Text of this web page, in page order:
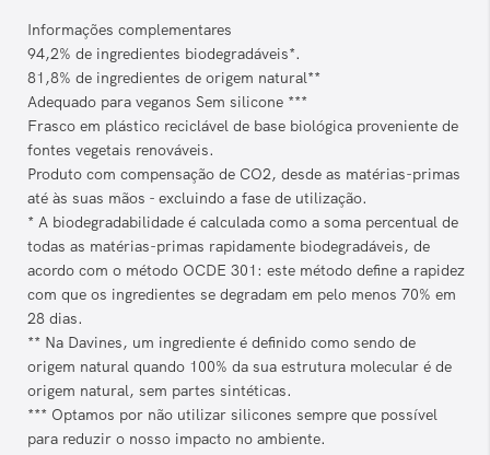
Informações complementares
94,2% de ingredientes biodegradáveis*.
81,8% de ingredientes de origem natural**
Adequado para veganos Sem silicone ***
Frasco em plástico reciclável de base biológica proveniente de
fontes vegetais renováveis.
Produto com compensação de CO2, desde as matérias-primas
até às suas mãos - excluindo a fase de utilização.
* A biodegradabilidade é calculada como a soma percentual de
todas as matérias-primas rapidamente biodegradáveis, de
acordo com o método OCDE 301: este método define a rapidez
com que os ingredientes se degradam em pelo menos 70% em
28 dias.
** Na Davines, um ingrediente é definido como sendo de
origem natural quando 100% da sua estrutura molecular é de
origem natural, sem partes sintéticas.
*** Optamos por não utilizar silicones sempre que possível
para reduzir o nosso impacto no ambiente.